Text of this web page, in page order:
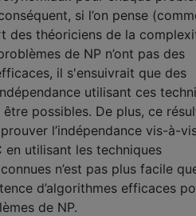
si l’on pense
des théoriciens de la
de NP n’ont pas des
il s'ensuivrait que des
utilisant ces
possibles. De plus, ce
l’indépendance vis-à-
en utilisant les techniques
n’est pas plus facile
d’algorithmes efficaces
de NP.